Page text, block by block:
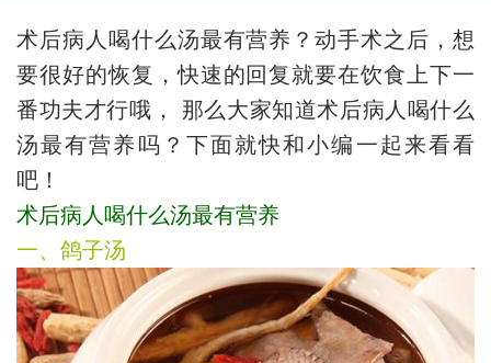
术后病人喝什么汤最有营养？动手术之后，想
要很好的恢复，快速的回复就要在饮食上下一
番功夫才行哦， 那么大家知道术后病人喝什么
汤最有营养吗？下面就快和小编一起来看看
吧！
术后病人喝什么汤最有营养
一、鸽子汤